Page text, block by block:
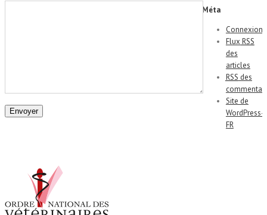
Méta
Connexion
Flux RSS
des
articles
RSS des
Site de
WordPress-
FR